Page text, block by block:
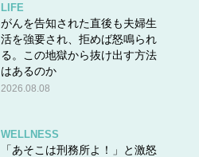
LIFE
がんを告知された直後も夫婦生
活を強要され、拒めば怒鳴られ
る。この地獄から抜け出す方法
はあるのか
2026.08.08
WELLNESS
「あそこは刑務所よ！」と激怒